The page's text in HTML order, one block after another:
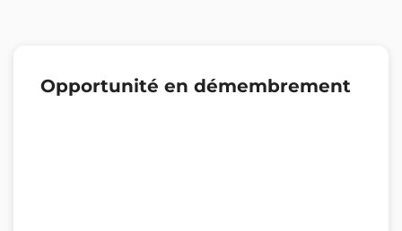
Opportunité en démembrement